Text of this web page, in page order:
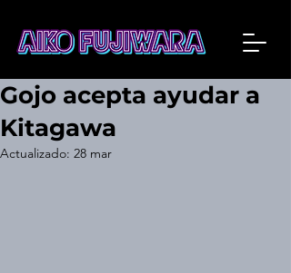
Gojo acepta ayudar a
Kitagawa
Actualizado: 28 mar